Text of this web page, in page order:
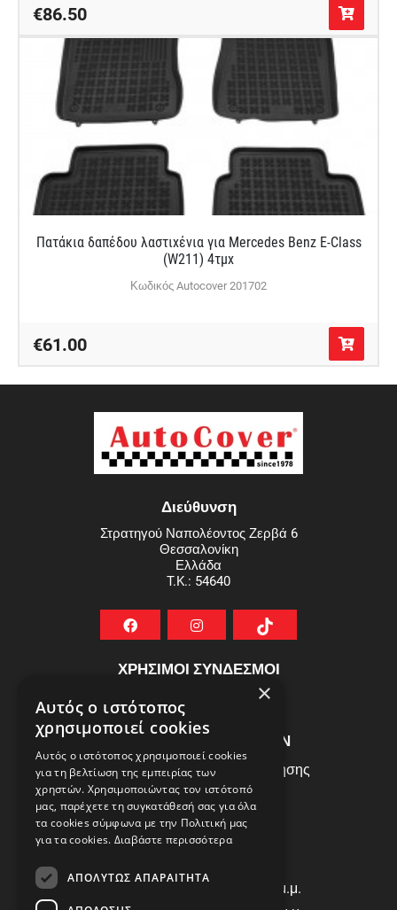
€86.50
Πατάκια δαπέδου λαστιχένια για Mercedes Benz E-Class
(W211) 4τμχ
Κωδικός Autocover 201702
€61.00
Διεύθυνση
Στρατηγού Ναπολέοντος Ζερβά 6
Θεσσαλονίκη
Ελλάδα
T.K.: 54640
ΧΡΗΣΙΜΟΙ ΣΥΝΔΕΣΜΟΙ
ΣΥΧΝEΣ ΕΡΩΤHΣΕΙΣ
ΕΞΥΠΗΡΕΤΗΣΗ ΠΕΛΑΤΩΝ
Πολιτική Δεδομένων - Όροι Χρήσης
Πολιτική Επιστροφών
Όροι Χρήσης
Δ | Τ | Τ | Π: 8:00 π.μ. - 18:00 μ.μ.
×
Αυτός ο ιστότοπος
χρησιμοποιεί cookies
Αυτός ο ιστότοπος χρησιμοποιεί cookies
για τη βελτίωση της εμπειρίας των
χρηστών. Χρησιμοποιώντας τον ιστότοπό
μας, παρέχετε τη συγκατάθεσή σας για όλα
τα cookies σύμφωνα με την Πολιτική μας
για τα cookies. Διαβάστε περισσότερα
ΑΠΟΛΎΤΩΣ ΑΠΑΡΑΊΤΗΤΑ